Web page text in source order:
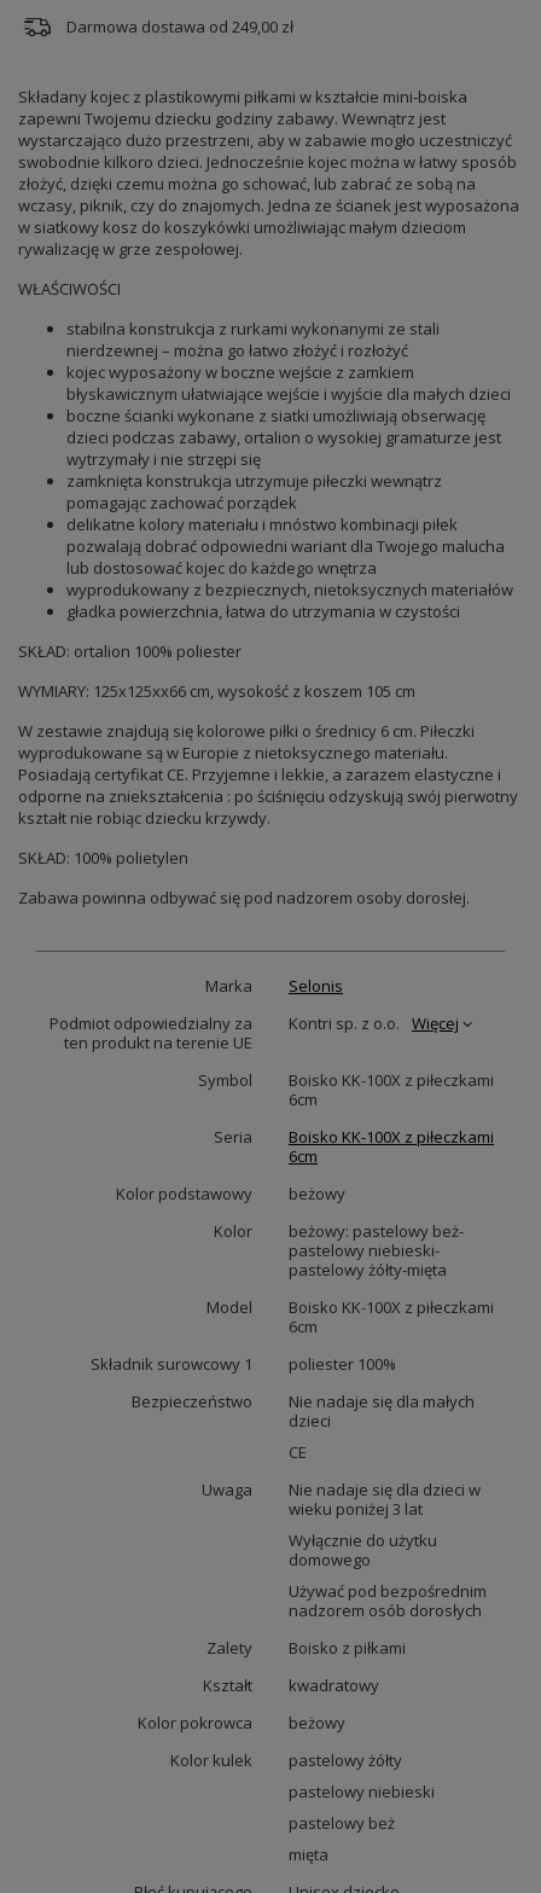
Darmowa dostawa od 249,00 zł
Składany kojec z plastikowymi piłkami w kształcie mini-boiska
zapewni Twojemu dziecku godziny zabawy. Wewnątrz jest
wystarczająco dużo przestrzeni, aby w zabawie mogło uczestniczyć
swobodnie kilkoro dzieci. Jednocześnie kojec można w łatwy sposób
złożyć, dzięki czemu można go schować, lub zabrać ze sobą na
wczasy, piknik, czy do znajomych. Jedna ze ścianek jest wyposażona
w siatkowy kosz do koszykówki umożliwiając małym dzieciom
rywalizację w grze zespołowej.
WŁAŚCIWOŚCI
stabilna konstrukcja z rurkami wykonanymi ze stali
nierdzewnej – można go łatwo złożyć i rozłożyć
kojec wyposażony w boczne wejście z zamkiem
błyskawicznym ułatwiające wejście i wyjście dla małych dzieci
boczne ścianki wykonane z siatki umożliwiają obserwację
dzieci podczas zabawy, ortalion o wysokiej gramaturze jest
wytrzymały i nie strzępi się
zamknięta konstrukcja utrzymuje piłeczki wewnątrz
pomagając zachować porządek
delikatne kolory materiału i mnóstwo kombinacji piłek
pozwalają dobrać odpowiedni wariant dla Twojego malucha
lub dostosować kojec do każdego wnętrza
wyprodukowany z bezpiecznych, nietoksycznych materiałów
gładka powierzchnia, łatwa do utrzymania w czystości
SKŁAD: ortalion 100% poliester
WYMIARY: 125x125xx66 cm, wysokość z koszem 105 cm
W zestawie znajdują się kolorowe piłki o średnicy 6 cm. Piłeczki
wyprodukowane są w Europie z nietoksycznego materiału.
Posiadają certyfikat CE. Przyjemne i lekkie, a zarazem elastyczne i
odporne na zniekształcenia : po ściśnięciu odzyskują swój pierwotny
kształt nie robiąc dziecku krzywdy.
SKŁAD: 100% polietylen
Zabawa powinna odbywać się pod nadzorem osoby dorosłej.
Marka
Selonis
Podmiot odpowiedzialny za
ten produkt na terenie UE
Kontri sp. z o.o. Więcej
Symbol
Boisko KK-100X z piłeczkami
6cm
Seria
Boisko KK-100X z piłeczkami
6cm
Kolor podstawowy
beżowy
Kolor
beżowy: pastelowy beż-
pastelowy niebieski-
pastelowy żółty-mięta
Model
Boisko KK-100X z piłeczkami
6cm
Składnik surowcowy 1
poliester 100%
Bezpieczeństwo
Nie nadaje się dla małych
dzieci
CE
Uwaga
Nie nadaje się dla dzieci w
wieku poniżej 3 lat
Wyłącznie do użytku
domowego
Używać pod bezpośrednim
nadzorem osób dorosłych
Zalety
Boisko z piłkami
Kształt
kwadratowy
Kolor pokrowca
beżowy
Kolor kulek
pastelowy żółty
pastelowy niebieski
pastelowy beż
mięta